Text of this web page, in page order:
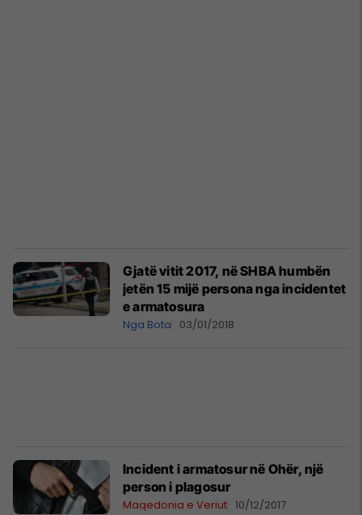
Gjatë vitit 2017, në SHBA humbën
jetën 15 mijë persona nga incidentet
e armatosura
Nga Bota 03/01/2018
Incident i armatosur në Ohër, një
person i plagosur
Maqedonia e Veriut 10/12/2017